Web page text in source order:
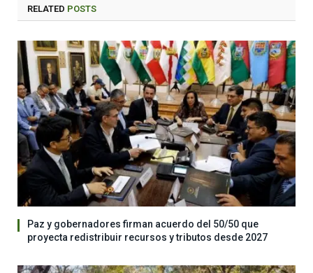
RELATED POSTS
Paz y gobernadores firman acuerdo del 50/50 que
proyecta redistribuir recursos y tributos desde 2027